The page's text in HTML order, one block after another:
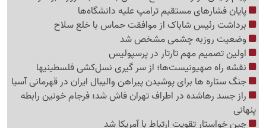
پایان فشارهای مستقیم ترامپ علیه دانشگاه‌ها
برداشت رئیس شاباک از موافقت حماس با خلع سلاح
وضعیت روزبه چشمی مشخص شد
اولین تصمیم مهم تارتار در پرسپولیس
نقشه راه صهیونیست‌ها؛ از سر گیری نسل‌کشی فلسطینی‍ها
جنگ ستاره ها برای پوشیدن پیراهن والیبال ایران در قهرمانی آسیا
راز جسد رهاشده در اطراف تهران فاش شد؛ فرجام خونین رابطه
پنهانی
چین خواستار تقویت ارتباط با آمریکا شد